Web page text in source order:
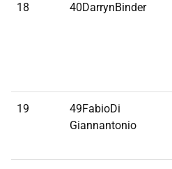
18 40DarrynBinder
19
49FabioDi
Giannantonio